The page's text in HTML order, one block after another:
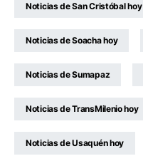
Noticias de San Cristóbal hoy
Noticias de Soacha hoy
Noticias de Sumapaz
Noticias de TransMilenio hoy
Noticias de Usaquén hoy